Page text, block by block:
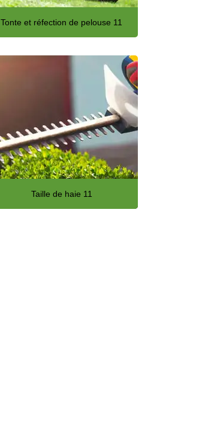
Tonte et réfection de pelouse 11
Taille de haie 11